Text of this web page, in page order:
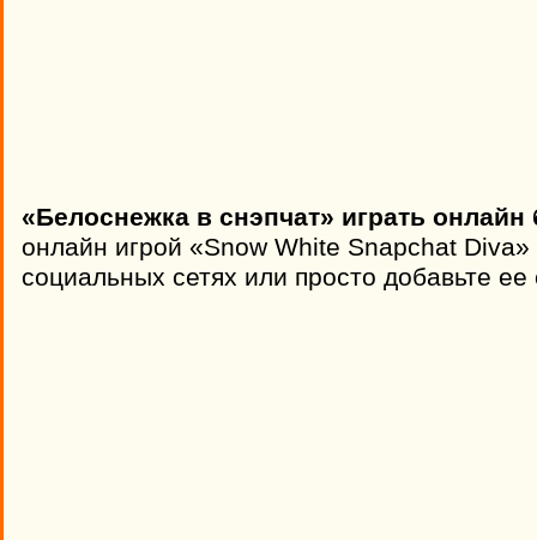
«Белоснежка в снэпчат» играть онлайн
онлайн игрой «Snow White Snapchat
социальных сетях или просто добавьте ее